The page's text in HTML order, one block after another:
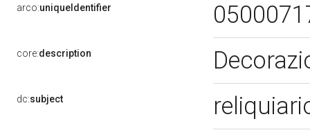
arco:uniqueIdentifier
core:description
dc:subject